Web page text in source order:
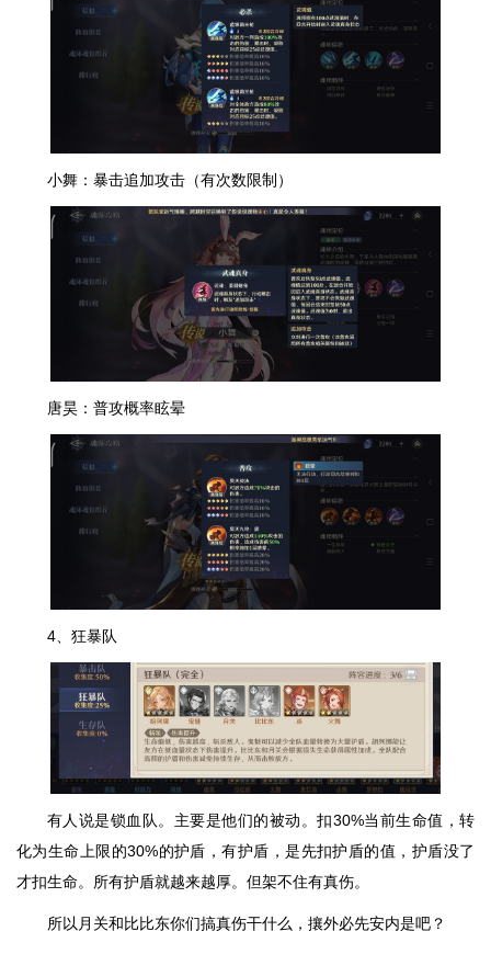
小舞：暴击追加攻击（有次数限制）
唐昊：普攻概率眩晕
4、狂暴队
有人说是锁血队。主要是他们的被动。扣30%当前生命值，转
化为生命上限的30%的护盾，有护盾，是先扣护盾的值，护盾没了
才扣生命。所有护盾就越来越厚。但架不住有真伤。
所以月关和比比东你们搞真伤干什么，攘外必先安内是吧？